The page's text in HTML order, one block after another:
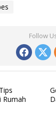
Follow
Rumah